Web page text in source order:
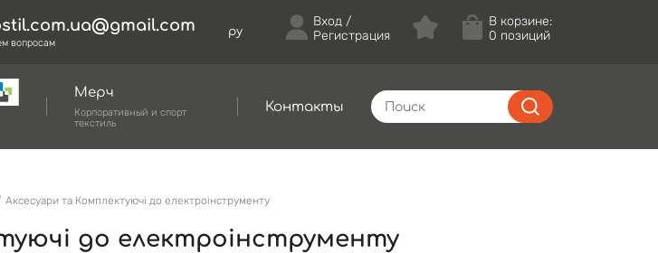
вопросам
ру
Вход
Регистрация
В корзине:
0 позиций
Мерч
Корпоративный и спорт
текстиль
Контакты
Аксесуари та Комплектуючі до електроінструменту
до електроінструменту